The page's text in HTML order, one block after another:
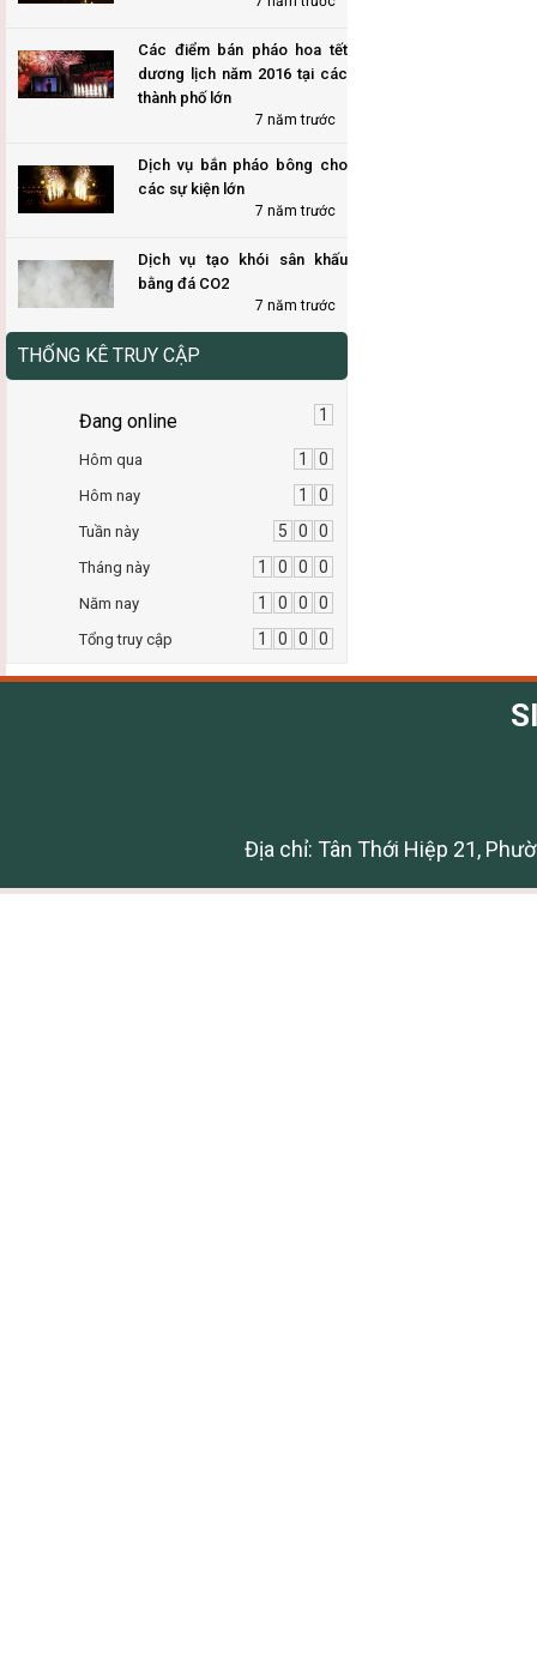
Các điểm bán pháo hoa tết
dương lịch năm 2016 tại các
thành phố lớn
7 năm trước
Dịch vụ bắn pháo bông cho
các sự kiện lớn
7 năm trước
Dịch vụ tạo khói sân khấu
bằng đá CO2
7 năm trước
THỐNG KÊ TRUY CẬP
Đang online 1
Hôm qua 1 0
Hôm nay 1 0
Tuần này 5 0 0
Tháng này 1 0 0 0
Năm nay 1 0 0 0
Tổng truy cập 1 0 0 0
Địa chỉ: Tân Thới Hiệp 21,